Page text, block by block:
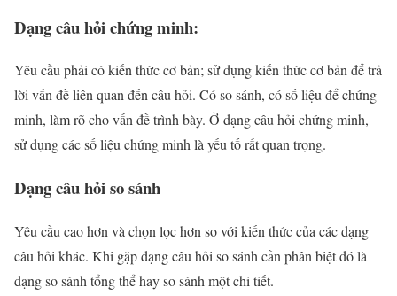
Dạng câu hỏi chứng minh:
Yêu cầu phải có kiến thức cơ bản; sử dụng kiến thức cơ bản để trả
lời vấn đề liên quan đến câu hỏi. Có so sánh, có số liệu để chứng
minh, làm rõ cho vấn đề trình bày. Ở dạng câu hỏi chứng minh,
sử dụng các số liệu chứng minh là yếu tố rất quan trọng.
Dạng câu hỏi so sánh
Yêu cầu cao hơn và chọn lọc hơn so với kiến thức của các dạng
câu hỏi khác. Khi gặp dạng câu hỏi so sánh cần phân biệt đó là
dạng so sánh tổng thể hay so sánh một chi tiết.